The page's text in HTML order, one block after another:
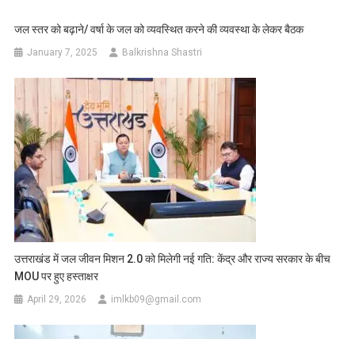
जल स्तर को बढ़ाने/ वर्षा के जल को व्यवस्थित करने की व्यवस्था के लेकर बैठक
January 7, 2025 Balkrishna Shastri
उत्तराखंड में जल जीवन मिशन 2.0 को मिलेगी नई गति: केंद्र और राज्य सरकार के बीच
MOU पर हुए हस्ताक्षर
April 29, 2026 imlkb09@gmail.com